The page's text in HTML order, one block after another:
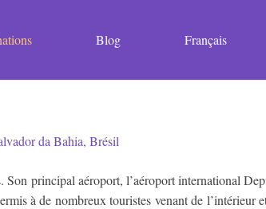
Blog Français
principal aéroport, l’aéroport international
à de nombreux touristes venant de l’intérieur